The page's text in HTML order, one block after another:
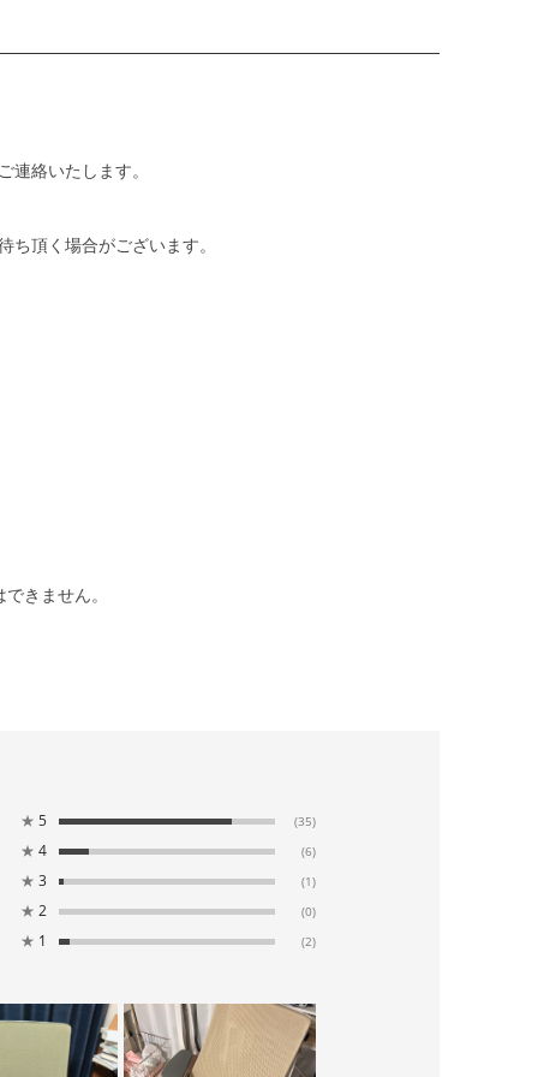
絡いたします。
頂く場合がございます。
きません。
★ 5 (35)
★ 4 (6)
★ 3 (1)
★ 2 (0)
★ 1 (2)